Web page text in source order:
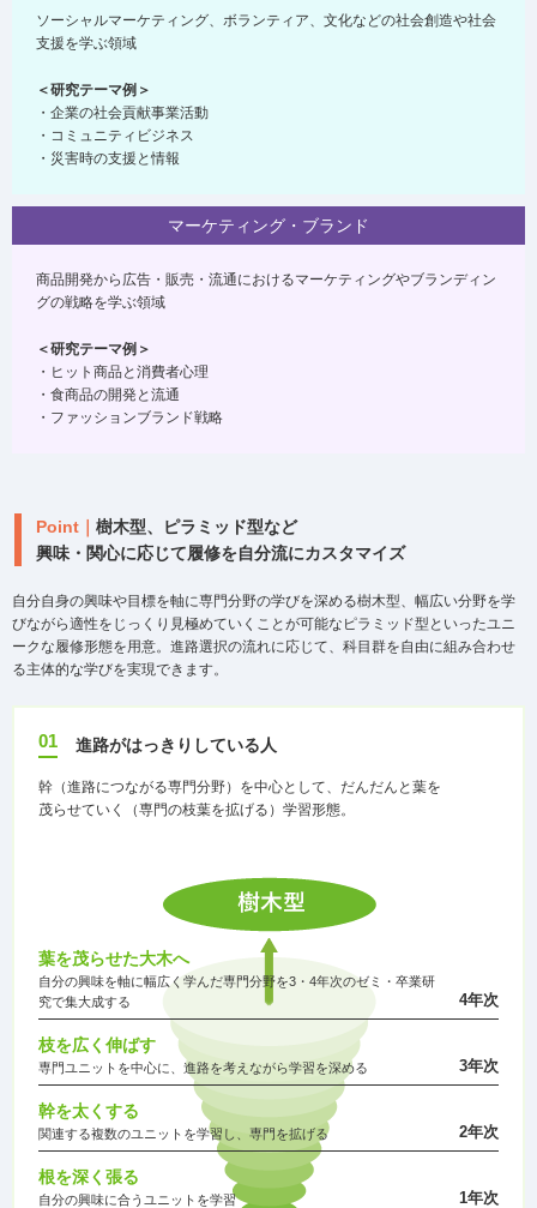
ソーシャルマーケティング、ボランティア、文化などの社会創造や社会
支援を学ぶ領域
＜研究テーマ例＞
・企業の社会貢献事業活動
・コミュニティビジネス
・災害時の支援と情報
マーケティング・ブランド
商品開発から広告・販売・流通におけるマーケティングやブランディン
グの戦略を学ぶ領域
＜研究テーマ例＞
・ヒット商品と消費者心理
・食商品の開発と流通
・ファッションブランド戦略
Point｜ 樹木型、ピラミッド型など
興味・関心に応じて履修を自分流にカスタマイズ
自分自身の興味や目標を軸に専門分野の学びを深める樹木型、幅広い分野を学
びながら適性をじっくり見極めていくことが可能なピラミッド型といったユニ
ークな履修形態を用意。進路選択の流れに応じて、科目群を自由に組み合わせ
る主体的な学びを実現できます。
01 進路がはっきりしている人
幹（進路につながる専門分野）を中心として、だんだんと葉を
茂らせていく（専門の枝葉を拡げる）学習形態。
葉を茂らせた大木へ
自分の興味を軸に幅広く学んだ専門分野を3・4年次のゼミ・卒業研
究で集大成する
4年次
枝を広く伸ばす
専門ユニットを中心に、進路を考えながら学習を深める 3年次
幹を太くする
関連する複数のユニットを学習し、専門を拡げる 2年次
根を深く張る
自分の興味に合うユニットを学習 1年次